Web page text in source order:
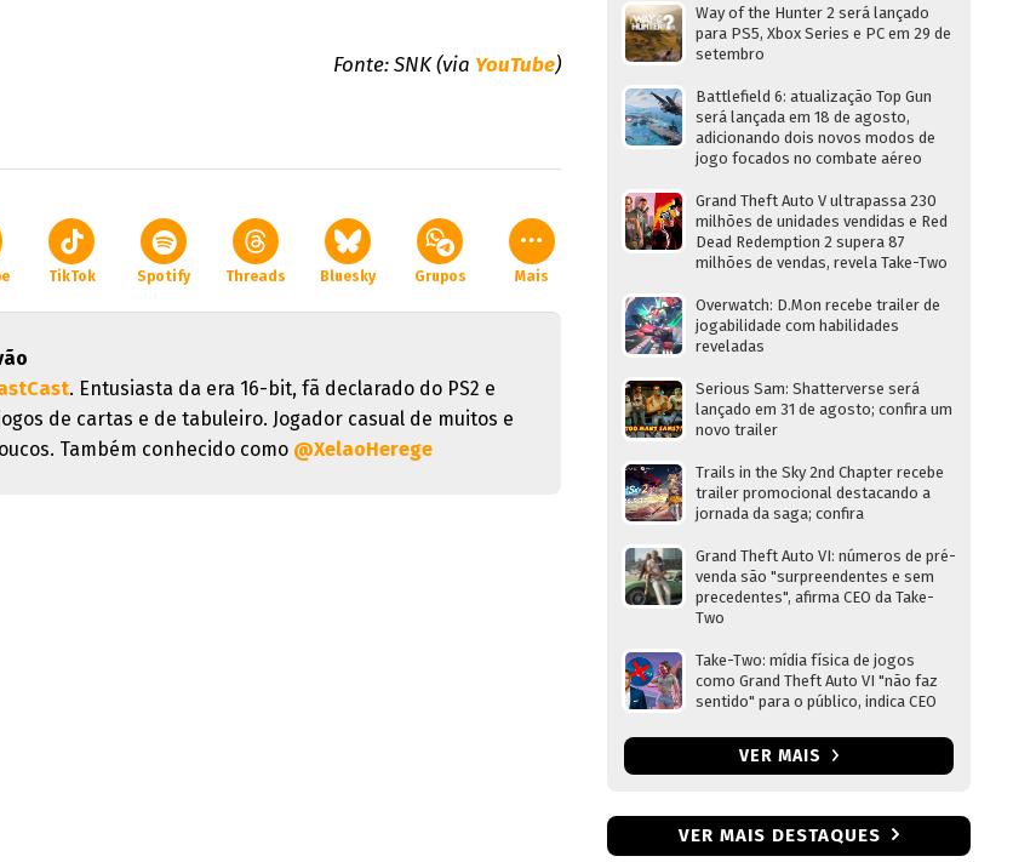
Fonte: SNK (via YouTube)
TikTok Spotify Threads Bluesky Grupos Mais
. Entusiasta da era 16-bit, fã declarado do PS2 e
de cartas e de tabuleiro. Jogador casual de muitos e
Também conhecido como @XelaoHerege
Way of the Hunter 2 será lançado
para PS5, Xbox Series e PC em 29 de
setembro
Battlefield 6: atualização Top Gun
será lançada em 18 de agosto,
adicionando dois novos modos de
jogo focados no combate aéreo
Grand Theft Auto V ultrapassa 230
milhões de unidades vendidas e Red
Dead Redemption 2 supera 87
milhões de vendas, revela Take-Two
Overwatch: D.Mon recebe trailer de
jogabilidade com habilidades
reveladas
Serious Sam: Shatterverse será
lançado em 31 de agosto; confira um
novo trailer
Trails in the Sky 2nd Chapter recebe
trailer promocional destacando a
jornada da saga; confira
Grand Theft Auto VI: números de pré-
venda são "surpreendentes e sem
precedentes", afirma CEO da Take-
Two
Take-Two: mídia física de jogos
como Grand Theft Auto VI "não faz
sentido" para o público, indica CEO
VER MAIS
VER MAIS DESTAQUES